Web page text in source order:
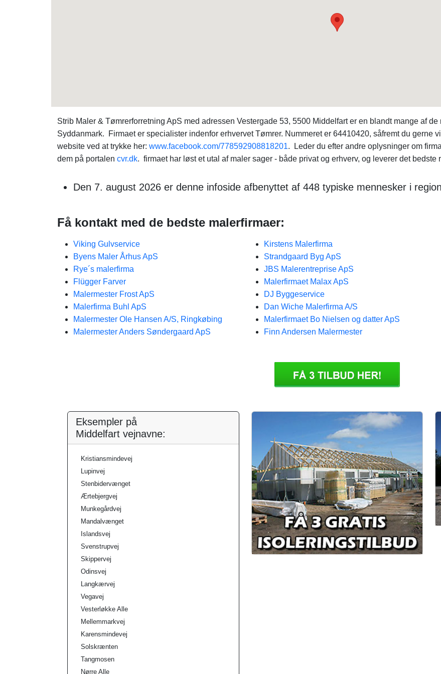
Strib Maler & Tømrerforretning ApS med adressen Vestergade 53, 5500 Middelfart er en blandt mange af
Syddanmark. Firmaet er specialister indenfor erhvervet Tømrer. Nummeret er 64410420, såfremt du gerne
website ved at trykke her: www.facebook.com/778592908818201. Leder du efter andre oplysninger om
dem på portalen cvr.dk. firmaet har løst et utal af maler sager - både privat og erhverv, og leverer det bedste
Den 7. august 2026 er denne infoside afbenyttet af 448 typiske mennesker i
Få kontakt med de bedste malerfirmaer:
Viking Gulvservice
Byens Maler Århus ApS
Rye´s malerfirma
Flügger Farver
Malermester Frost ApS
Malerfirma Buhl ApS
Malermester Ole Hansen A/S, Ringkøbing
Malermester Anders Søndergaard ApS
Kirstens Malerfirma
Strandgaard Byg ApS
JBS Malerentreprise ApS
Malerfirmaet Malax ApS
DJ Byggeservice
Dan Wiche Malerfirma A/S
Malerfirmaet Bo Nielsen og datter ApS
Finn Andersen Malermester
Eksempler på
Middelfart vejnavne:
Kristiansmindevej
Lupinvej
Stenbidervænget
Ærtebjergvej
Munkegårdvej
Mandalvænget
Islandsvej
Svenstrupvej
Skippervej
Odinsvej
Langkærvej
Vegavej
Vesterløkke Alle
Mellemmarkvej
Karensmindevej
Solskrænten
Tangmosen
Nørre Alle